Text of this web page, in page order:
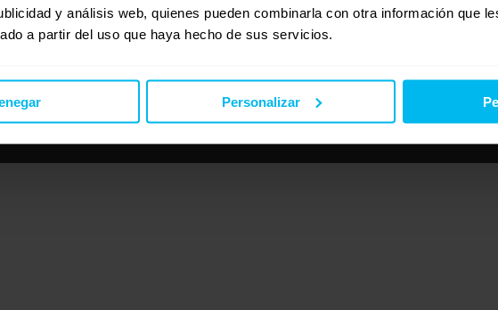
y análisis web, quienes pueden combinarla con otra información que
a partir del uso que haya hecho de sus servicios.
Personalizar